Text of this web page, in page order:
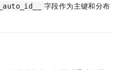
字段作为主键和分布